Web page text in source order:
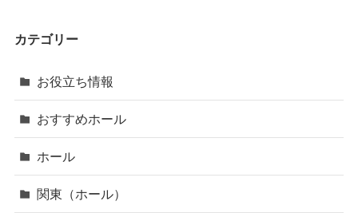
カテゴリー
お役立ち情報
おすすめホール
ホール
関東（ホール）